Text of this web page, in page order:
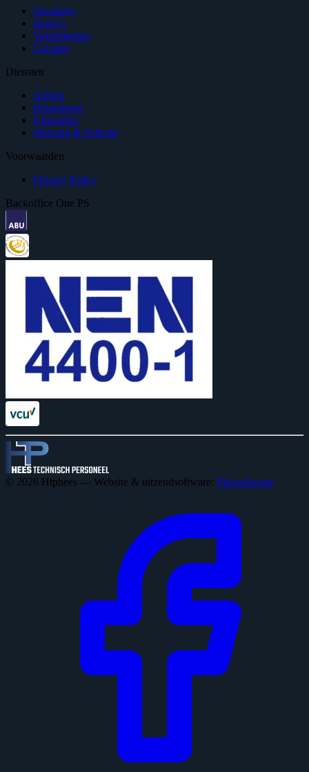
Vacatures
Regio’s
Vakgebieden
Locaties
Diensten
Advies
Detacheren
Uitzenden
Werving & Selectie
Voorwaarden
Privacy Policy
Backoffice One PS
© 2026 Htphees — Website & uitzendsoftware: Flexsoftware